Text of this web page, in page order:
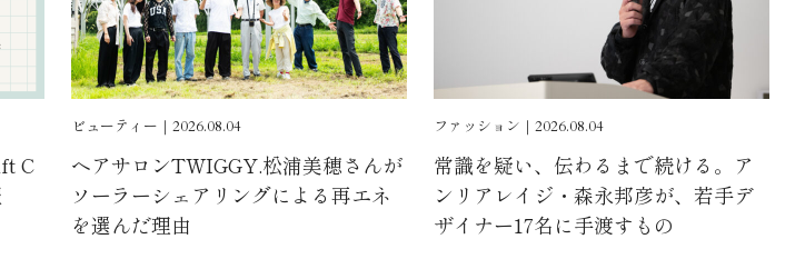
C
ビューティー｜2026.08.04
ヘアサロンTWIGGY.松浦美穂さんが
ソーラーシェアリングによる再エネ
を選んだ理由
ファッション｜2026.08.04
常識を疑い、伝わるまで続ける。ア
ンリアレイジ・森永邦彦が、若手デ
ザイナー17名に手渡すもの